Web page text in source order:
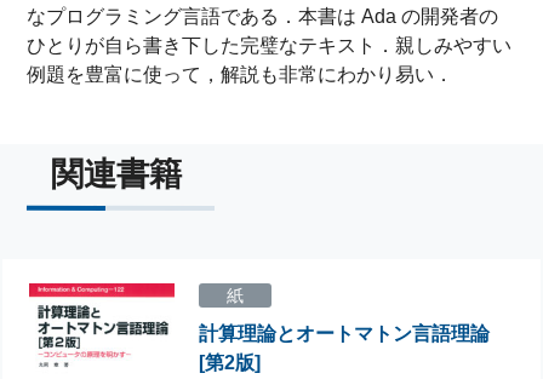
なプログラミング言語である．本書は Ada の開発者の
ひとりが自ら書き下した完璧なテキスト．親しみやすい
例題を豊富に使って，解説も非常にわかり易い．
関連書籍
紙
計算理論とオートマトン言語理論
[第2版]